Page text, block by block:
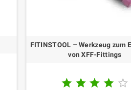
FITINSTOOL – Werkzeug zum
von XFF-Fittings
    